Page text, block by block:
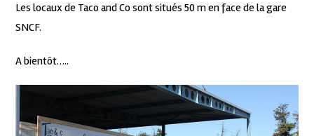
Les locaux de Taco and Co sont situés 50 m en face de la gare
SNCF.
A bientôt…..